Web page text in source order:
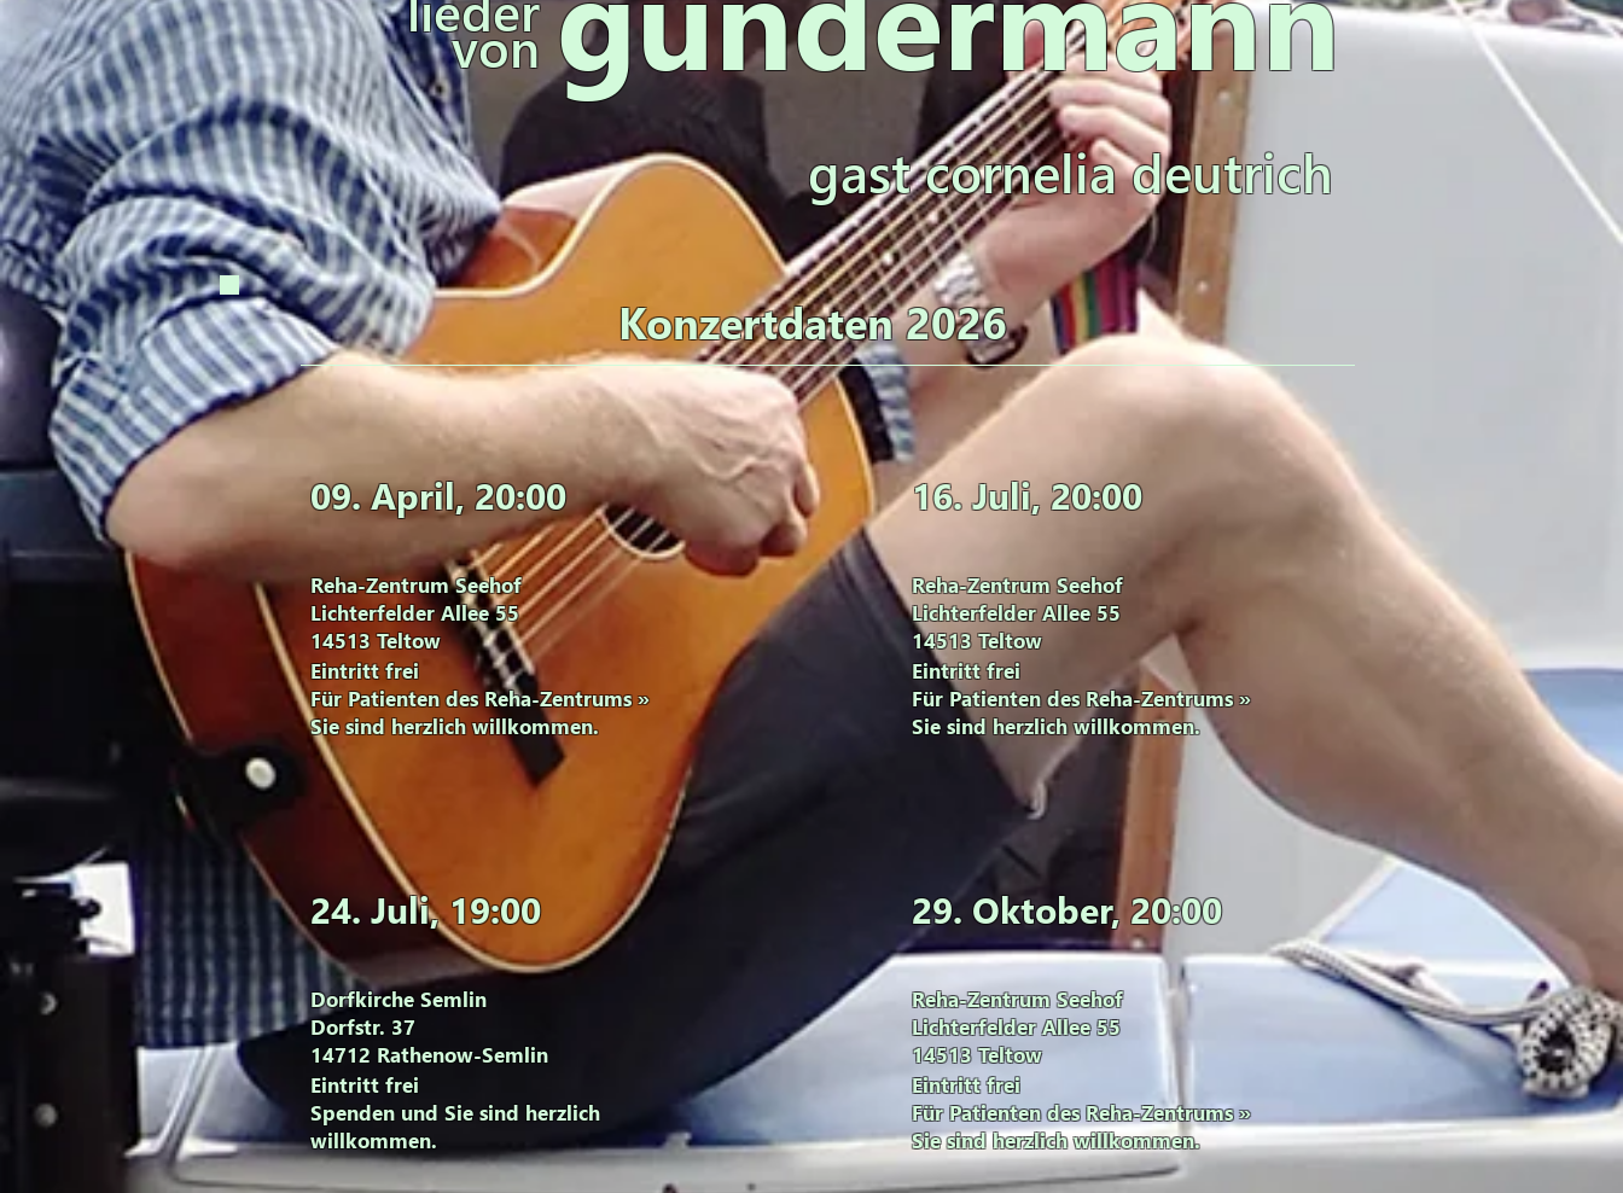
von
gast cornelia deutrich
Konzertdaten 2026
09. April, 20:00
Reha-Zentrum Seehof
Lichterfelder Allee 55
14513 Teltow
Eintritt frei
Für Patienten desReha-Zentrums »
Sie sind herzlich willkommen.
24. Juli, 19:00
Dorfkirche Semlin
Dorfstr. 37
14712 Rathenow-Semlin
Eintritt frei
Spenden und Sie sind herzlich
willkommen.
16. Juli, 20:00
Reha-Zentrum Seehof
Lichterfelder Allee 55
14513 Teltow
Eintritt frei
Für Patienten desReha-Zentrums »
Sie sind herzlich willkommen.
29. Oktober, 20:00
Reha-Zentrum Seehof
Lichterfelder Allee 55
14513 Teltow
Eintritt frei
Für Patienten desReha-Zentrums »
Sie sind herzlich willkommen.